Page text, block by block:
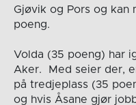
Gjøvik og Pors og kan
poeng.
Volda (35 poeng) har
Aker. Med seier der,
på tredjeplass (35
og hvis Åsane gjør